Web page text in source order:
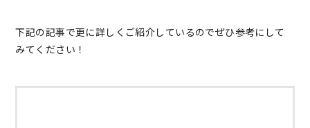
下記の記事で更に詳しくご紹介しているのでぜひ参考にして
みてください！